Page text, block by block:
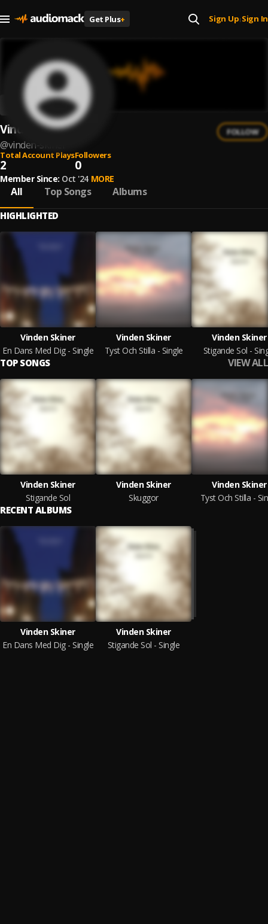
Get Plus+ Sign Up| Sign In
Vinden Skiner
@vinden-skiner
FOLLOW
Total Account Plays
2
Followers
0
Member Since: Oct '24 MORE
All Top Songs Albums
HIGHLIGHTED
Vinden Skiner
En Dans Med Dig - Single
Vinden Skiner
Tyst Och Stilla - Single
Vinden Skiner
Stigande Sol -
TOP SONGS VIEW ALL
Vinden Skiner
Stigande Sol
Vinden Skiner
Skuggor
Vinden Skiner
Tyst Och Stilla -
RECENT ALBUMS
Vinden Skiner
En Dans Med Dig - Single
Vinden Skiner
Stigande Sol - Single